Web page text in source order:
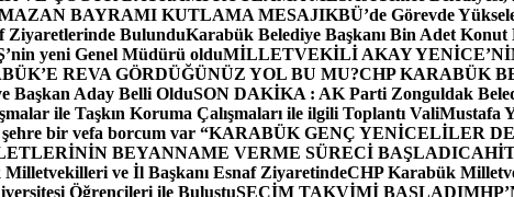
BAYRAMI KUTLAMA MESAJIKBÜ’de Görevde
Ziyaretlerinde BulunduKarabük Belediye Başkanı Bin Adet Konut
yeni Genel Müdürü olduMİLLETVEKİLİ AKAY
REVA GÖRDÜĞÜNÜZ YOL BU MU?CHP KARABÜK
Başkan Aday Belli OlduSON DAKİKA : AK Parti Zonguldak
ile Taşkın Koruma Çalışmaları ile ilgili Toplantı ValiMustafa
bir vefa borcum var “KARABÜK GENÇ YENİCELİLER
BEYANNAME VERME SÜRECİ BAŞLADI
ve İl Başkanı Esnaf ZiyaretindeCHP Karabük
Öğrencileri ile BuluştuSEÇİM TAKVİMİ BAŞLADI